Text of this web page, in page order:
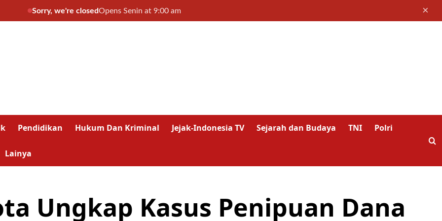
Sorry, we're closedOpens Senin at 9:00 am ×
Pendidikan Hukum Dan Kriminal Jejak-Indonesia TV Sejarah dan Budaya TNI Polri
Lainya
Ungkap Kasus Penipuan Dana